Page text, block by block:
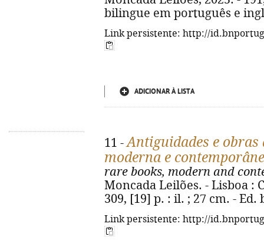
bilingue em português e
Link persistente: http://
ADICIONAR À LISTA
11 -Antiguidades e
moderna e
rare books, modern and
Moncada Leilões. - Lisboa :
309, [19] p. : il. ; 27 cm. -
Link persistente: http://